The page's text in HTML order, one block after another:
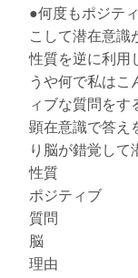
●何度もポジテ
こして潜在意識
性質を逆に利用
うや何で私はこ
ィブな質問をす
顕在意識で答え
り脳が錯覚して
性質
ポジティブ
質問
脳
理由